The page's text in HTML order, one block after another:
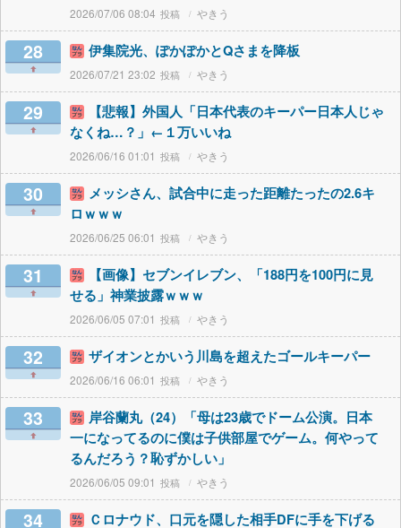
2026/07/06 08:04 やきう
28 伊集院光、ぽかぽかとQさまを降板
2026/07/21 23:02 やきう
29
【悲報】外国人「日本代表のキーパー日本人じゃ
なくね…？」←１万いいね
2026/06/16 01:01 やきう
30
メッシさん、試合中に走った距離たったの2.6キ
ロｗｗｗ
2026/06/25 06:01 やきう
31
【画像】セブンイレブン、「188円を100円に見
せる」神業披露ｗｗｗ
2026/06/05 07:01 やきう
32 ザイオンとかいう川島を超えたゴールキーパー
2026/06/16 06:01 やきう
33
岸谷蘭丸（24）「母は23歳でドーム公演。日本
一になってるのに僕は子供部屋でゲーム。何やって
るんだろう？恥ずかしい」
2026/06/05 09:01 やきう
34 Ｃロナウド、口元を隠した相手DFに手を下げる